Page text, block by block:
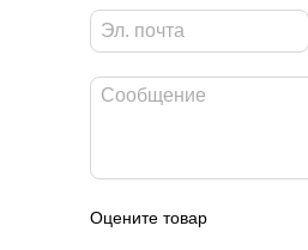
Оцените товар